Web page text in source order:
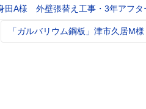
田A様 外壁張替え工事・3年アフタ
「ガルバリウム鋼板」津市久居M